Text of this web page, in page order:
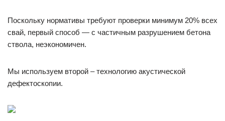
Поскольку нормативы требуют проверки минимум 20% всех
свай, первый способ — с частичным разрушением бетона
ствола, неэкономичен.
Мы используем второй – технологию акустической
дефектоскопии.